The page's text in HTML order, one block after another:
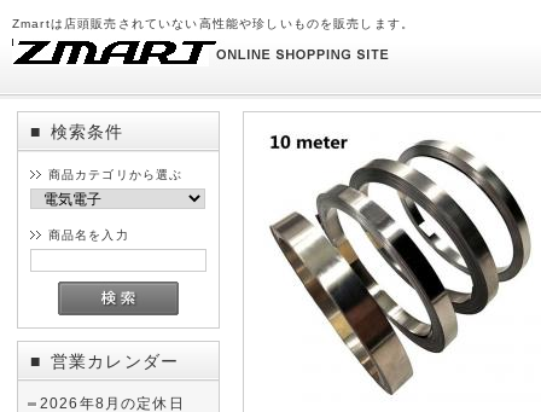
Zmartは店頭販売されていない高性能や珍しいものを販売します。
■ 検索条件
商品カテゴリから選ぶ
商品名を入力
■ 営業カレンダー
2026年8月の定休日